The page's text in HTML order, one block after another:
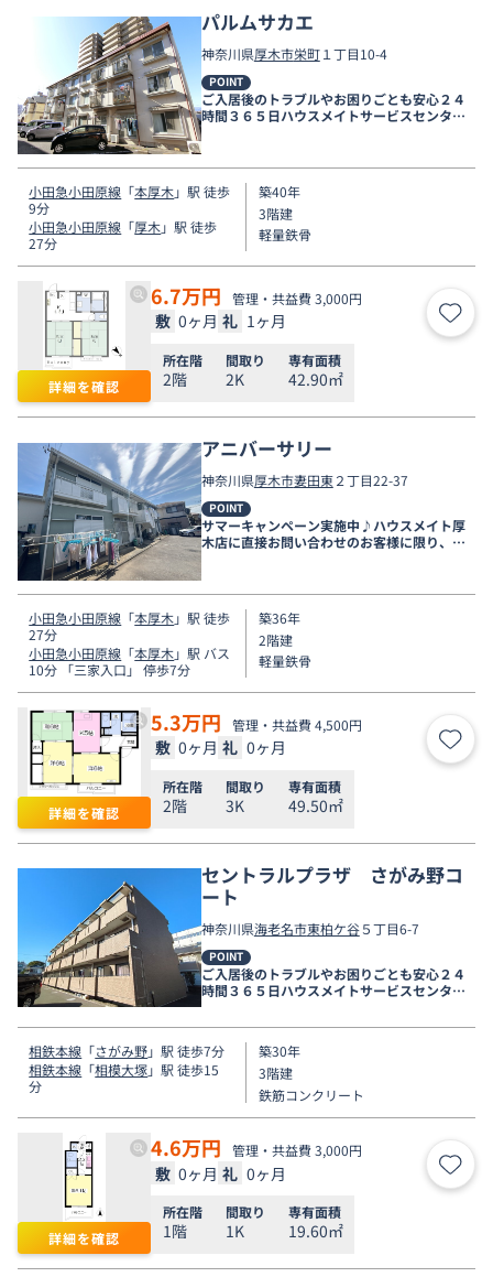
パルムサカエ
神奈川県厚木市栄町１丁目10-4
POINT
ご入居後のトラブルやお困りごとも安心２４
時間３６５日ハウスメイトサービスセンター
電話受付対応。
小田急小田原線 「本厚木」駅 徒歩
9分
小田急小田原線 「厚木」駅 徒歩
27分
築40年
3階建
軽量鉄骨
詳細を確認
6.7万円 管理・共益費 3,000円
敷 0ヶ月 礼 1ヶ月 お気
所在階
2階
間取り
2K
専有面積
42.90㎡
アニバーサリー
神奈川県厚木市妻田東２丁目22-37
POINT
サマーキャンペーン実施中♪ハウスメイト厚
木店に直接お問い合わせのお客様に限り、９
月末まで家賃無料♪
小田急小田原線 「本厚木」駅 徒歩
27分
小田急小田原線 「本厚木」駅 バス
10分 「三家入口」 停歩7分
築36年
2階建
軽量鉄骨
詳細を確認
5.3万円 管理・共益費 4,500円
敷 0ヶ月 礼 0ヶ月 お気
所在階
2階
間取り
3K
専有面積
49.50㎡
セントラルプラザ さがみ野コ
ート
神奈川県海老名市東柏ケ谷５丁目6-7
POINT
ご入居後のトラブルやお困りごとも安心２４
時間３６５日ハウスメイトサービスセンター
電話受付対応。
相鉄本線 「さがみ野」駅 徒歩7分
相鉄本線 「相模大塚」駅 徒歩15
分
築30年
3階建
鉄筋コンクリート
詳細を確認
4.6万円 管理・共益費 3,000円
敷 0ヶ月 礼 0ヶ月 お気
所在階
1階
間取り
1K
専有面積
19.60㎡